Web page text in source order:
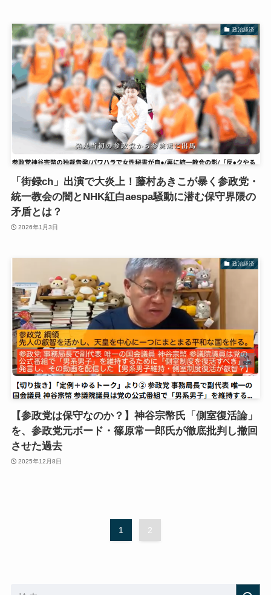
政治経済
「街録ch」出演で大炎上！藤村あきこが暴く参政党・
統一教会の闇とNHK紅白aespa騒動に潜む保守界隈の
矛盾とは？
2026年1月3日
政治経済
【参政党は保守なのか？】神谷宗幣氏「側室復活論」
を、参政党元ボード・篠原常一郎氏が徹底批判し撤回
させた過去
2025年12月8日
1 2